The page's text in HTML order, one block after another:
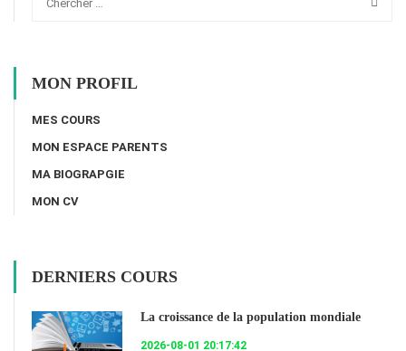
MON PROFIL
MES COURS
MON ESPACE PARENTS
MA BIOGRAPGIE
MON CV
DERNIERS COURS
La croissance de la population mondiale
2026-08-01 20:17:42